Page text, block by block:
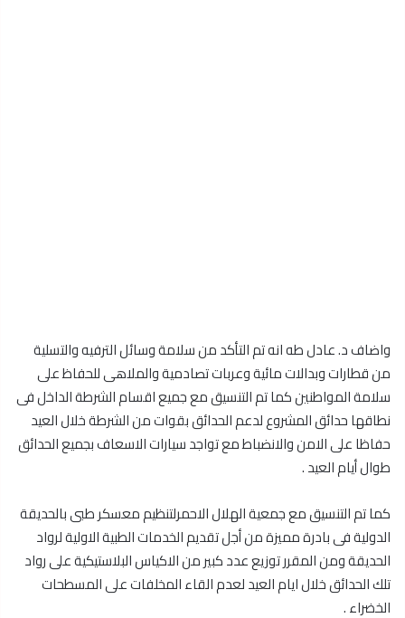
واضاف د. عادل طه انه تم التأكد من سلامة وسائل الترفيه والتسلية
من قطارات وبدالات مائية وعربات تصادمية والملاهى للحفاظ على
سلامة المواطنين كما تم التنسيق مع جميع اقسام الشرطة الداخل فى
نطاقها حدائق المشروع لدعم الحدائق بقوات من الشرطة خلال العيد
حفاظا على الامن والانضباط مع تواجد سيارات الاسعاف بجميع الحدائق
طوال أيام العيد .
كما تم التنسيق مع جمعية الهلال الاحمرلتنظيم معسكر طبى بالحديقة
الدولية فى بادرة مميزة من أجل تقديم الخدمات الطبية الاولية لرواد
الحديقة ومن المقرر توزيع عدد كبير من الاكياس البلاستيكية على رواد
تلك الحدائق خلال ايام العيد لعدم القاء المخلفات على المسطحات
الخضراء .